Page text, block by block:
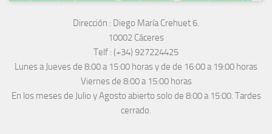
Dirección : Diego María Crehuet 6.
10002 Cáceres
Telf : (+34) 927224425
Lunes a Jueves de 8:00 a 15:00 horas y de de 16:00 a 19:00 horas
Viernes de 8:00 a 15:00 horas
En los meses de Julio y Agosto abierto solo de 8:00 a 15:00. Tardes
cerrado.